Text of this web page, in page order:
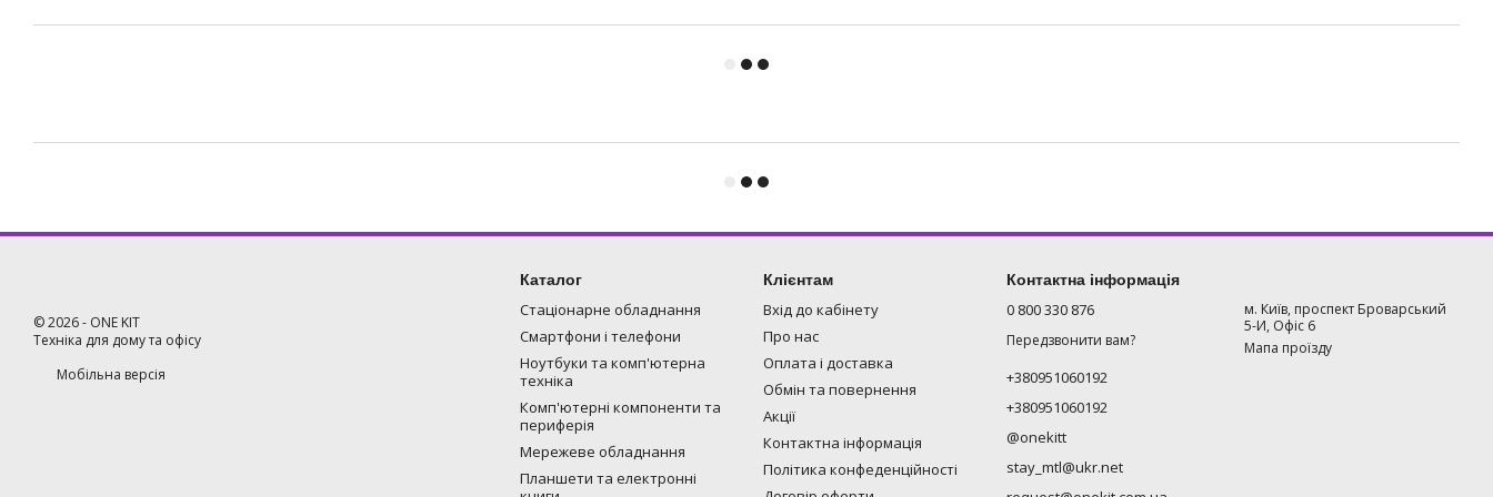
©2026- ONE KIT
Техніка для дому та офісу
Мобільна версія
Каталог
Стаціонарне обладнання
Смартфони і телефони
Ноутбуки та комп'ютерна
техніка
Комп'ютерні компоненти та
периферія
Мережеве обладнання
Планшети та електронні
Клієнтам
Вхід до кабінету
Про нас
Оплата і доставка
Обмін та повернення
Акції
Контактна інформація
Політика конфеденційності
Контактна інформація
0 800 330 876
Передзвонити вам?
+380951060192
+380951060192
@onekitt
stay_mtl@ukr.net
м. Київ, проспект Броварський
5-И, Офіс 6
Мапа проїзду